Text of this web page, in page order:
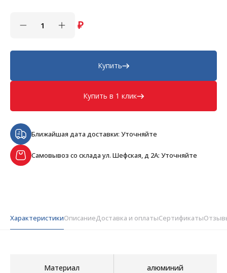
₽
Купить
Купить в 1 клик
Ближайшая дата доставки: Уточняйте
Самовывоз со склада ул. Шефская, д 2А: Уточняйте
ХарактеристикиОписаниеДоставка и оплатыСертификаты
Материал алюминий